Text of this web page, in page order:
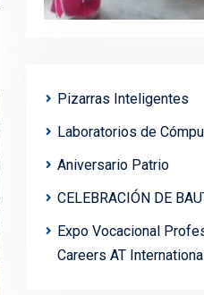
Pizarras Inteligentes
Laboratorios de
Aniversario Patrio
CELEBRACIÓN DE
Expo Vocacional
Careers AT